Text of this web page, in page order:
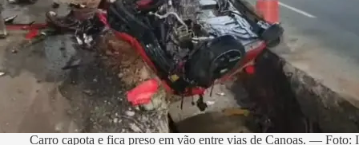
Carro capota e fica preso em vão entre vias de Canoas. — Foto: